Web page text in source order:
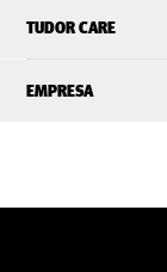
TUDOR CARE
EMPRESA